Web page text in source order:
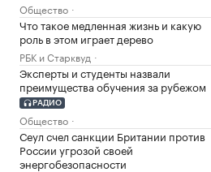
Общество
Что такое медленная жизнь и какую
роль в этом играет дерево
РБК и Старквуд
Эксперты и студенты назвали
преимущества обучения за рубежом
РАДИО
Общество
Сеул счел санкции Британии против
России угрозой своей
энергобезопасности